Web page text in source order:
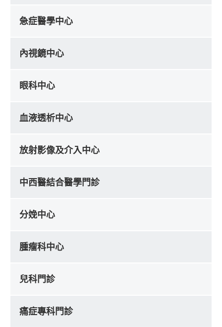
急症醫學中心
內視鏡中心
眼科中心
血液透析中心
放射影像及介入中心
中西醫結合醫學門診
分娩中心
腫瘤科中心
兒科門診
痛症專科門診